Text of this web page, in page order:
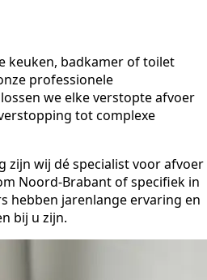
keuken, badkamer of toilet
professionele
we elke verstopte afvoer
tot complexe
zijn wij dé specialist voor afvoer
Noord-Brabant of specifiek in
hebben jarenlange ervaring en
bij u zijn.